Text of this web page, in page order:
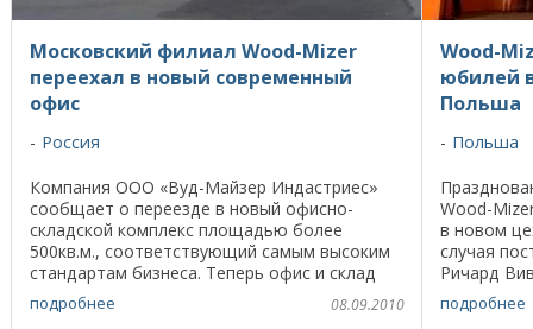
Московский филиал Wood-Mizer
переехал в новый современный
офис
Россия
Компания ООО «Вуд-Майзер Индастриес»
сообщает о переезде в новый офисно-
складской комплекс площадью более
500кв.м., соответствующий самым высоким
стандартам бизнеса. Теперь офис и склад
ООО «Вуд-Майзер Индастриес» находятся
по адресу: 141031, ...
подробнее 08.09.2010
Wood-
юбилей
Польша
Польша
Wood-
в новом
случая
Ричард
подробнее